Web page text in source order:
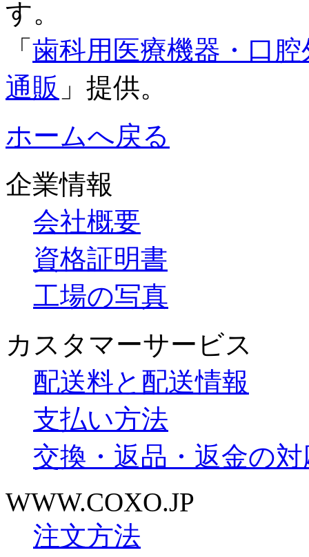
す。
「 歯科用医療機器・口
通販 」提供。
ホームへ戻る
企業情報
会社概要
資格証明書
工場の写真
カスタマーサービス
配送料と配送情報
支払い方法
交換・返品・返金の対
WWW.COXO.JP
注文方法